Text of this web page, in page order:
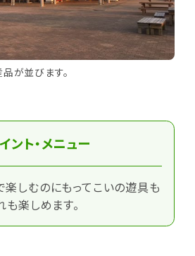
が並びます。
ント・メニュー
しむのにもってこいの遊具も
も楽しめます。